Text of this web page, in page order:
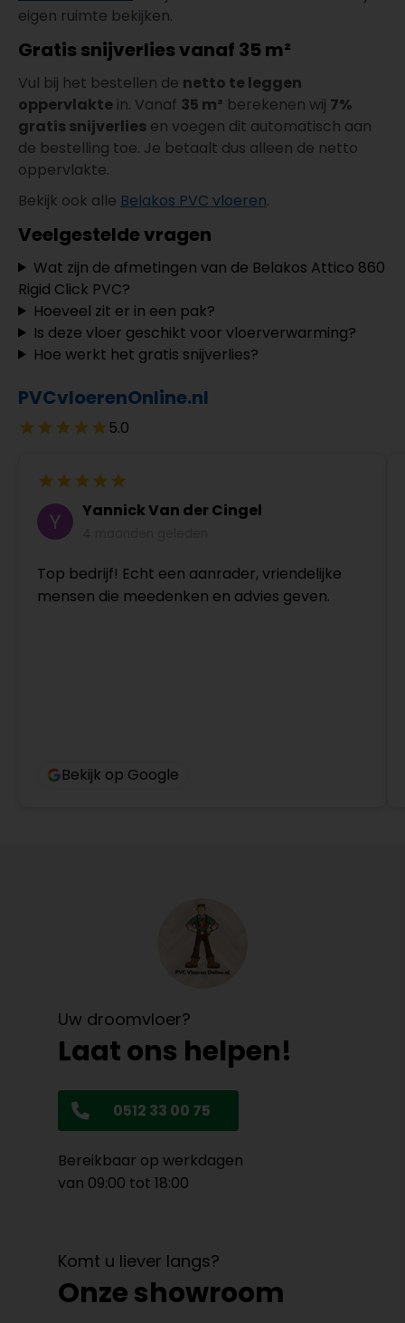
eigen ruimte bekijken.
Gratis snijverlies vanaf 35 m²
Vul bij het bestellen de netto te leggen
oppervlakte in. Vanaf 35 m² berekenen wij 7%
gratis snijverlies en voegen dit automatisch aan
de bestelling toe. Je betaalt dus alleen de netto
oppervlakte.
Bekijk ook alle Belakos PVC vloeren.
Veelgestelde vragen
Wat zijn de afmetingen van de Belakos Attico 860
Rigid Click PVC?
Hoeveel zit er in een pak?
Is deze vloer geschikt voor vloerverwarming?
Hoe werkt het gratis snijverlies?
PVCvloerenOnline.nl
5.0
Yannick Van der Cingel
Top bedrijf! Echt een aanrader, vriendelijke
mensen die meedenken en advies geven.
Bekijk op Google
Uw droomvloer?
Laat ons helpen!
0512 33 00 75
Bereikbaar op werkdagen
van 09:00 tot 18:00
Komt u liever langs?
Onze showroom